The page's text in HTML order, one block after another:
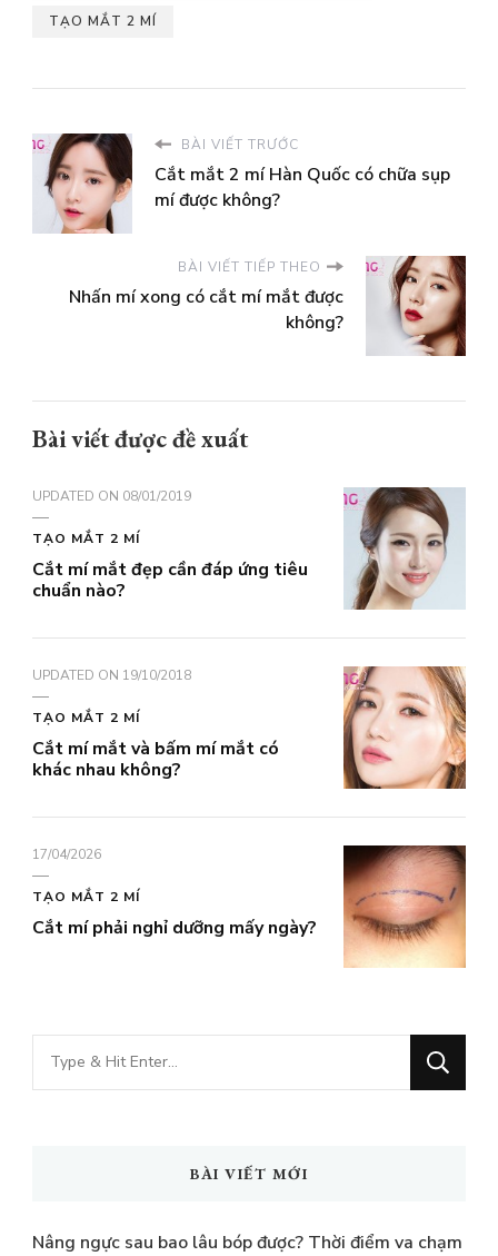
TẠO MẮT 2 MÍ
BÀI VIẾT TRƯỚC
Cắt mắt 2 mí Hàn Quốc có chữa sụp
mí được không?
BÀI VIẾT TIẾP THEO
Nhấn mí xong có cắt mí mắt được
không?
Bài viết được đề xuất
UPDATED ON 08/01/2019
TẠO MẮT 2 MÍ
Cắt mí mắt đẹp cần đáp ứng tiêu
chuẩn nào?
UPDATED ON 19/10/2018
TẠO MẮT 2 MÍ
Cắt mí mắt và bấm mí mắt có
khác nhau không?
17/04/2026
TẠO MẮT 2 MÍ
Cắt mí phải nghỉ dưỡng mấy ngày?
Bạn
muốn
BÀI VIẾT MỚI
Nâng ngực sau bao lâu bóp được? Thời điểm va chạm